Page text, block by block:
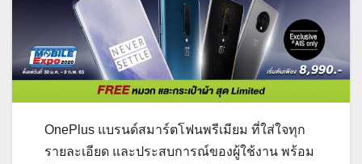
OnePlus แบรนด์สมาร์ตโฟนพรีเมียม ที่ใส่ใจทุก
รายละเอียด และประสบการณ์ของผู้ใช้งาน พร้อม